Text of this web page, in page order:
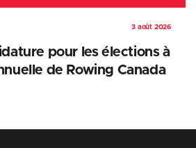
3 août 2026
pour les élections à
de Rowing Canada